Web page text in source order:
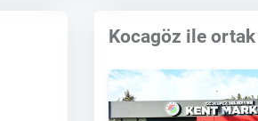
Kocagöz ile